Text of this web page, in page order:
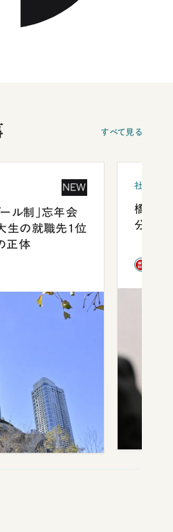
すべて見る
NEW
ル制」忘年会
生の就職先1位
正体
社会
橋本愛
分 佐